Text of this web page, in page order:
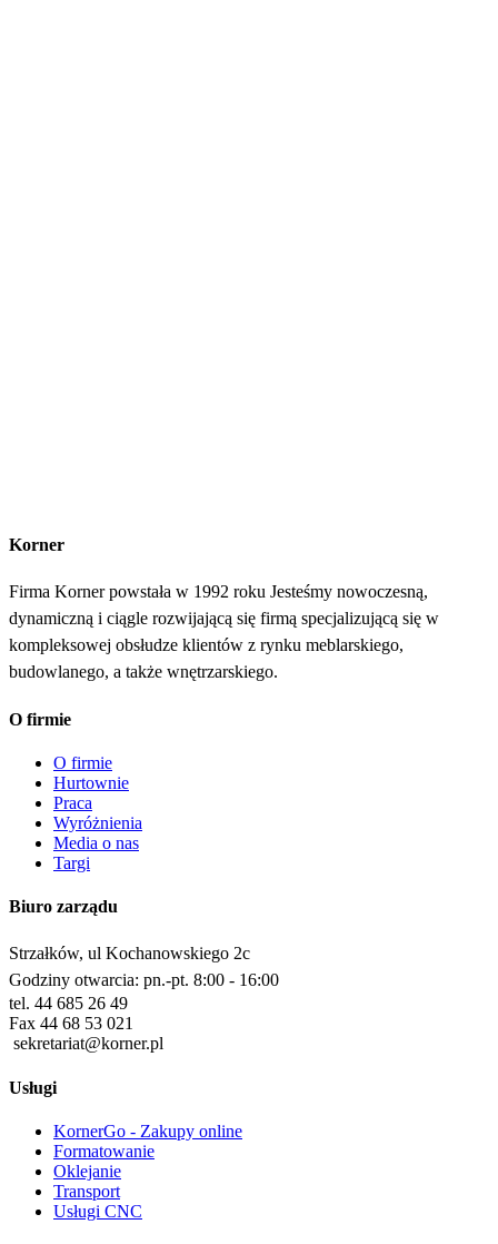
Korner
Firma Korner powstała w 1992 roku Jesteśmy nowoczesną,
dynamiczną i ciągle rozwijającą się firmą specjalizującą się w
kompleksowej obsłudze klientów z rynku meblarskiego,
budowlanego, a także wnętrzarskiego.
O firmie
O firmie
Hurtownie
Praca
Wyróżnienia
Media o nas
Targi
Biuro zarządu
Strzałków, ul Kochanowskiego 2c
Godziny otwarcia: pn.-pt. 8:00 - 16:00
tel. 44 685 26 49
Fax 44 68 53 021
sekretariat@korner.pl
Usługi
KornerGo - Zakupy online
Formatowanie
Oklejanie
Transport
Usługi CNC